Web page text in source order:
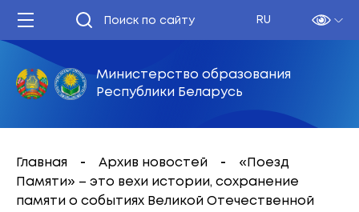
RU
Министерство образования
Республики Беларусь
Главная Архив новостей
«Поезд
Памяти» – это вехи истории, сохранение
памяти о событиях Великой Отечественной